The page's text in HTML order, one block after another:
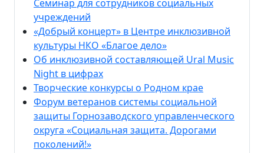
Семинар для сотрудников социальных
учреждений
«Добрый концерт» в Центре инклюзивной
культуры НКО «Благое дело»
Об инклюзивной составляющей Ural Music
Night в цифрах
Творческие конкурсы о Родном крае
Форум ветеранов системы социальной
защиты Горнозаводского управленческого
округа «Социальная защита. Дорогами
поколений!»